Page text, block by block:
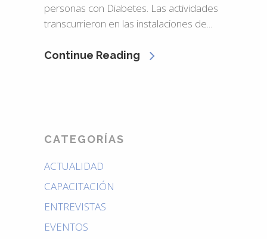
personas con Diabetes. Las actividades
transcurrieron en las instalaciones de...
Continue Reading
CATEGORÍAS
ACTUALIDAD
CAPACITACIÓN
ENTREVISTAS
EVENTOS